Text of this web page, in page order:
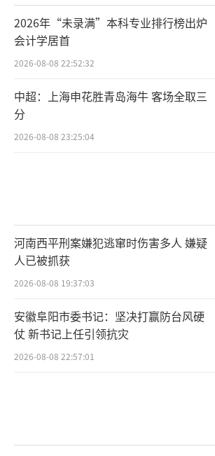
2026年“未录满”本科专业排行榜出炉
会计学居首
2026-08-08 22:52:32
中超：上海申花胜青岛海牛 客场全取三
分
2026-08-08 23:25:04
河南西平刑案嫌犯逃窜时伤害多人 嫌疑
人已被抓获
2026-08-08 19:37:03
安徽阜阳市委书记：坚决打赢防台风硬
仗 新书记上任引领抗灾
2026-08-08 22:57:01